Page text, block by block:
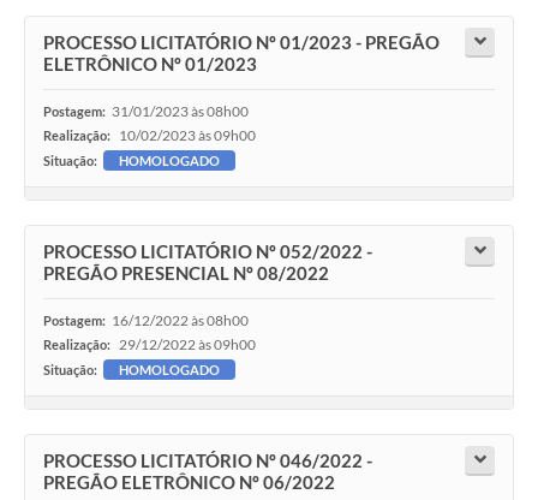
PROCESSO LICITATÓRIO Nº 01/2023 - PREGÃO
ELETRÔNICO Nº 01/2023
Postagem: 31/01/2023 às 08h00
Realização: 10/02/2023 às 09h00
Situação: HOMOLOGADO
PROCESSO LICITATÓRIO Nº 052/2022 -
PREGÃO PRESENCIAL Nº 08/2022
Postagem: 16/12/2022 às 08h00
Realização: 29/12/2022 às 09h00
Situação: HOMOLOGADO
PROCESSO LICITATÓRIO Nº 046/2022 -
PREGÃO ELETRÔNICO Nº 06/2022